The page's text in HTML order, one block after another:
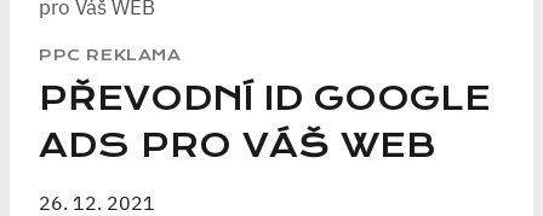
pro Váš WEB
PPC REKLAMA
PŘEVODNÍ ID GOOGLE
ADS PRO VÁŠ WEB
26. 12. 2021